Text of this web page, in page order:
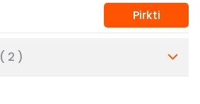
Pirkti
( 2 )